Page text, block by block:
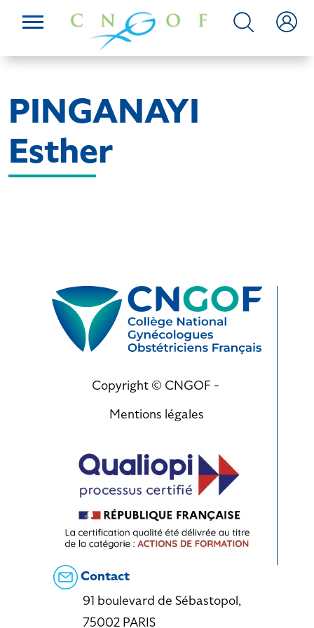
PINGANAYI
Esther
Copyright © CNGOF -
Mentions légales
Contact
91 boulevard de Sébastopol,
75002 PARIS